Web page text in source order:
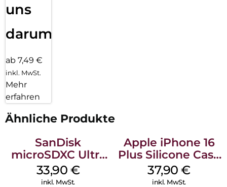
uns
darum!
ab 7,49 €
inkl. MwSt.
Mehr
erfahren
Ähnliche Produkte
SanDisk
microSDXC Ultra
128 GB + Adapter
Mobile
33,90 €
inkl. MwSt.
Apple iPhone 16
Plus Silicone Case
MagSafe Lake
Green
37,90€
inkl. MwSt.